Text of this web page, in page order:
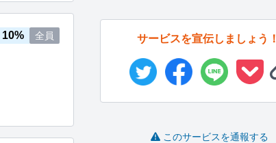
10% 全員 サービスを宣伝しましょう！
このサービスを通報する